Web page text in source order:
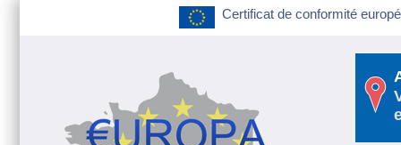
Certificat de conformité